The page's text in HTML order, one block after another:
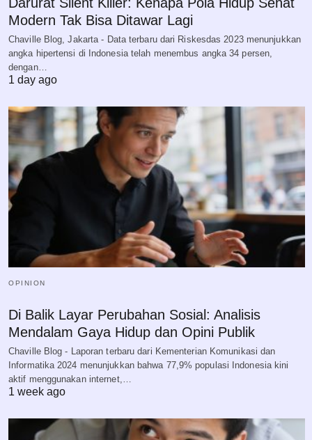
Modern Tak Bisa Ditawar Lagi
Chaville Blog, Jakarta - Data terbaru dari Riskesdas 2023 menunjukkan
angka hipertensi di Indonesia telah menembus angka 34 persen,
dengan…
1 day ago
OPINION
Di Balik Layar Perubahan Sosial: Analisis
Mendalam Gaya Hidup dan Opini Publik
Chaville Blog - Laporan terbaru dari Kementerian Komunikasi dan
Informatika 2024 menunjukkan bahwa 77,9% populasi Indonesia kini
aktif menggunakan internet,…
1 week ago